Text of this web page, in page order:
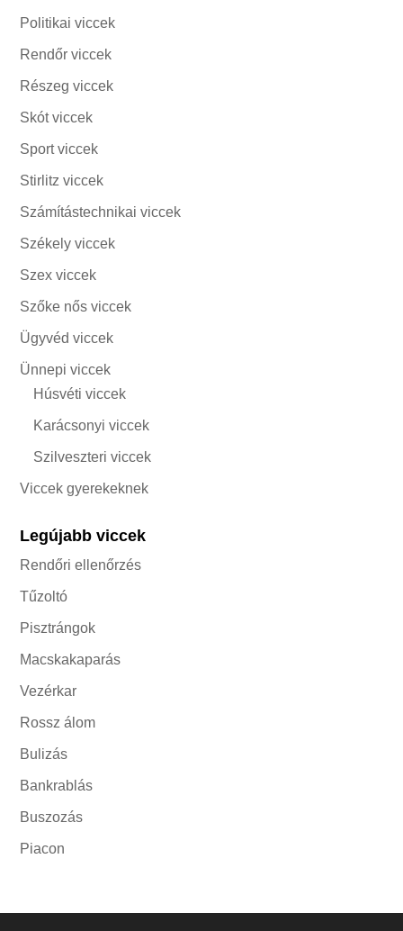
Politikai viccek
Rendőr viccek
Részeg viccek
Skót viccek
Sport viccek
Stirlitz viccek
Számítástechnikai viccek
Székely viccek
Szex viccek
Szőke nős viccek
Ügyvéd viccek
Ünnepi viccek
Húsvéti viccek
Karácsonyi viccek
Szilveszteri viccek
Viccek gyerekeknek
Legújabb viccek
Rendőri ellenőrzés
Tűzoltó
Pisztrángok
Macskakaparás
Vezérkar
Rossz álom
Bulizás
Bankrablás
Buszozás
Piacon